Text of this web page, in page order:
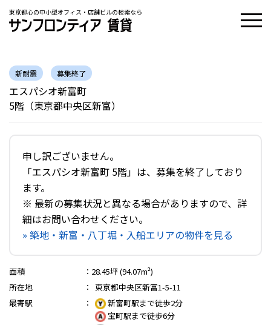
東京都心の中小型オフィス・店舗ビルの検索なら
新耐震 募集終了
エスパシオ新富町
5階（東京都中央区新富）
申し訳ございません。
「エスパシオ新富町 5階」は、募集を終了しており
ます。
※ 最新の募集状況と異なる場合がありますので、詳
細はお問い合わせください。
» 築地・新富・八丁堀・入船エリアの物件を見る
面積 ： 28.45坪 (94.07m²)
所在地
：
東京都中央区新富1-5-11
最寄駅
：
新富町駅まで徒歩2分
宝町駅まで徒歩6分